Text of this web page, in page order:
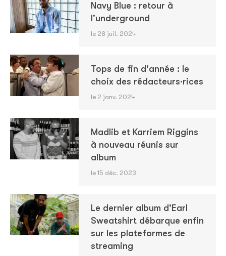
Navy Blue : retour à
l'underground
le 28 juil. 2024
Tops de fin d'année : le
choix des rédacteurs·rices
le 2 janv. 2024
Madlib et Karriem Riggins
à nouveau réunis sur
album
le 15 déc. 2023
Le dernier album d'Earl
Sweatshirt débarque enfin
sur les plateformes de
streaming